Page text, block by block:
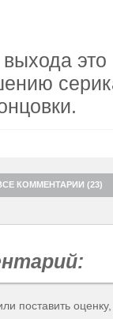
КОММЕНТАРИИ (23)
поставить